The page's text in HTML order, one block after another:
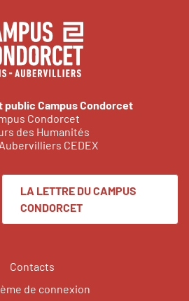
public Campus Condorcet
Condorcet
des Humanités
CEDEX
LA LETTRE DU CAMPUS
CONDORCET
Contacts
de connexion